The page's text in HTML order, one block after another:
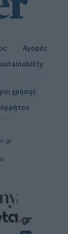
Αγορές
χρήσης